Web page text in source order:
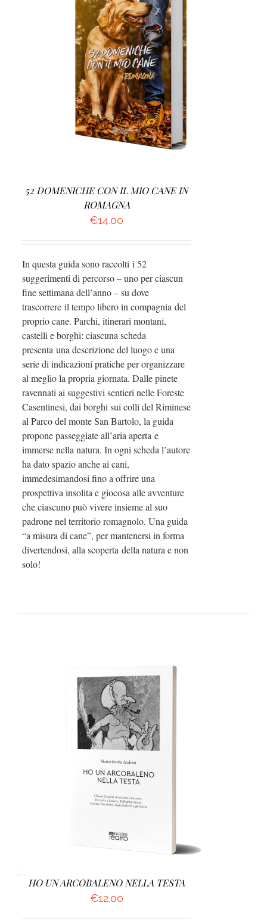
AGGIUNGI AL CARRELLO /
52 DOMENICHE CON IL MIO CANE IN
ROMAGNA
€14.00
In questa guida sono raccolti i 52
suggerimenti di percorso – uno per ciascun
fine settimana dell’anno – su dove
trascorrere il tempo libero in compagnia del
proprio cane. Parchi, itinerari montani,
castelli e borghi: ciascuna scheda
presenta una descrizione del luogo e una
serie di indicazioni pratiche per organizzare
al meglio la propria giornata. Dalle pinete
ravennati ai suggestivi sentieri nelle Foreste
Casentinesi, dai borghi sui colli del Riminese
al Parco del monte San Bartolo, la guida
propone passeggiate all’aria aperta e
immerse nella natura. In ogni scheda l’autore
ha dato spazio anche ai cani,
immedesimandosi fino a offrire una
prospettiva insolita e giocosa alle avventure
che ciascuno può vivere insieme al suo
padrone nel territorio romagnolo. Una guida
“a misura di cane”, per mantenersi in forma
divertendosi, alla scoperta della natura e non
solo!
AGGIUNGI AL CARRELLO
HO UN ARCOBALENO NELLA TESTA
€12.00